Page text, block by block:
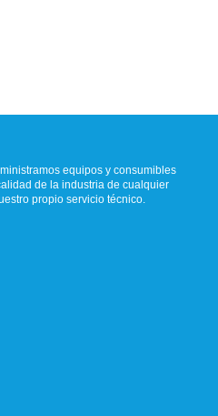
equipos y consumibles
de la industria de cualquier
propio servicio técnico.